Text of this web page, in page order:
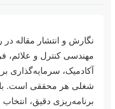
نگارش و انتشار مقاله
مهندسی کنترل و علائم،
آکادمیک، سرمایه‌گذاری
شغلی هر محققی است.
برنامه‌ریزی دقیق،